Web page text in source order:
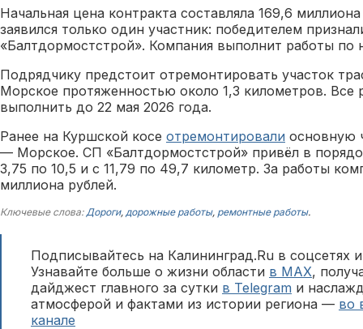
Начальная цена контракта составляла 169,6
заявился только один участник: победителем
«Балтдормостстрой». Компания выполнит работы по
Подрядчику предстоит отремонтировать участок
Морское протяженностью около 1,3 километров. Все
выполнить до 22 мая 2026 года.
Ранее на Куршской косе отремонтировали основную
— Морское. СП «Балтдормостстрой» привёл в
3,75 по 10,5 и с 11,79 по 49,7 километр. За работы
миллиона рублей.
Ключевые слова:Дороги, дорожные работы, ремонтные работы.
Подписывайтесь на Калининград.Ru в соцсетях
Узнавайте больше о жизни области в MAX,
дайджест главного за сутки в Telegram и
атмосферой и фактами из истории региона — во
канале